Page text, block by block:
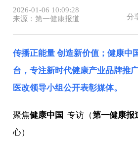
2026-01-06 10:09:28
来源：第一健康报道
分
传播正能量 创造新价值；健康中
台，专注新时代健康产业品牌推
医改领导小组公开表彰媒体。
聚焦健康中国 专访（第一健康报
心）